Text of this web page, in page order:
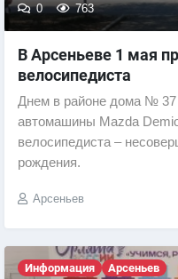
0 763
В Арсеньеве 1 мая
велосипедиста
Днем в районе дома № 37
автомашины Mazda
велосипедиста –
рождения.
Арсеньев
Информация Арсеньев